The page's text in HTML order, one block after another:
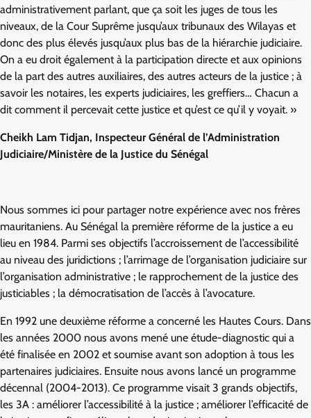
administrativement parlant, que ça soit les juges de tous les
niveaux, de la Cour Suprême jusqu’aux tribunaux des Wilayas et
donc des plus élevés jusqu’aux plus bas de la hiérarchie judiciaire.
On a eu droit également à la participation directe et aux opinions
de la part des autres auxiliaires, des autres acteurs de la justice ; à
savoir les notaires, les experts judiciaires, les greffiers… Chacun a
dit comment il percevait cette justice et qu’est ce qu’il y voyait. »
Cheikh Lam Tidjan, Inspecteur Général de l’Administration
Judiciaire/Ministère de la Justice du Sénégal
Nous sommes ici pour partager notre expérience avec nos frères
mauritaniens. Au Sénégal la première réforme de la justice a eu
lieu en 1984. Parmi ses objectifs l’accroissement de l’accessibilité
au niveau des juridictions ; l’arrimage de l’organisation judiciaire sur
l’organisation administrative ; le rapprochement de la justice des
justiciables ; la démocratisation de l’accès à l’avocature.
En 1992 une deuxième réforme a concerné les Hautes Cours. Dans
les années 2000 nous avons mené une étude-diagnostic qui a
été finalisée en 2002 et soumise avant son adoption à tous les
partenaires judiciaires. Ensuite nous avons lancé un programme
décennal (2004-2013). Ce programme visait 3 grands objectifs,
les 3A : améliorer l’accessibilité à la justice ; améliorer l’efficacité de